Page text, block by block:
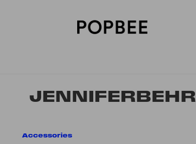
JENNIFERBEHR
Accessories